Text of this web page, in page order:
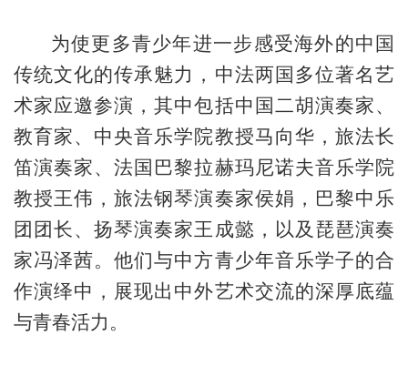
为使更多青少年进一步感受海外的中国
传统文化的传承魅力，中法两国多位著名艺
术家应邀参演，其中包括中国二胡演奏家、
教育家、中央音乐学院教授马向华，旅法长
笛演奏家、法国巴黎拉赫玛尼诺夫音乐学院
教授王伟，旅法钢琴演奏家侯娟，巴黎中乐
团团长、扬琴演奏家王成懿，以及琵琶演奏
家冯泽茜。他们与中方青少年音乐学子的合
作演绎中，展现出中外艺术交流的深厚底蕴
与青春活力。